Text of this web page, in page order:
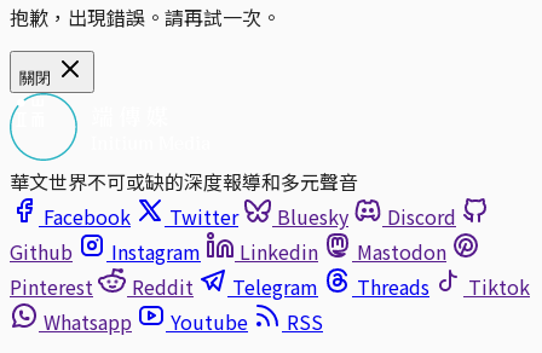
抱歉，出現錯誤。請再試一次。
關閉
華文世界不可或缺的深度報導和多元聲音
Facebook
Twitter Bluesky
Discord
Github
Instagram Linkedin
Mastodon
Pinterest
Reddit Telegram Threads
Tiktok
Whatsapp
Youtube
RSS